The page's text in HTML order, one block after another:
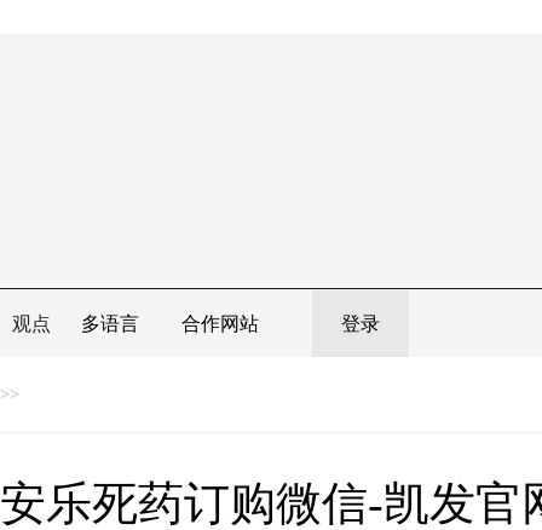
观点 多语言 合作网站 登录
>>
安乐死药订购微信-凯发官